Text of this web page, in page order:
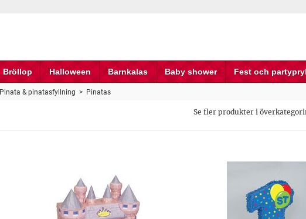
Bröllop Halloween Barnkalas Baby shower Fest och
Pinata & pinatasfyllning > Pinatas
Se fler produkter i